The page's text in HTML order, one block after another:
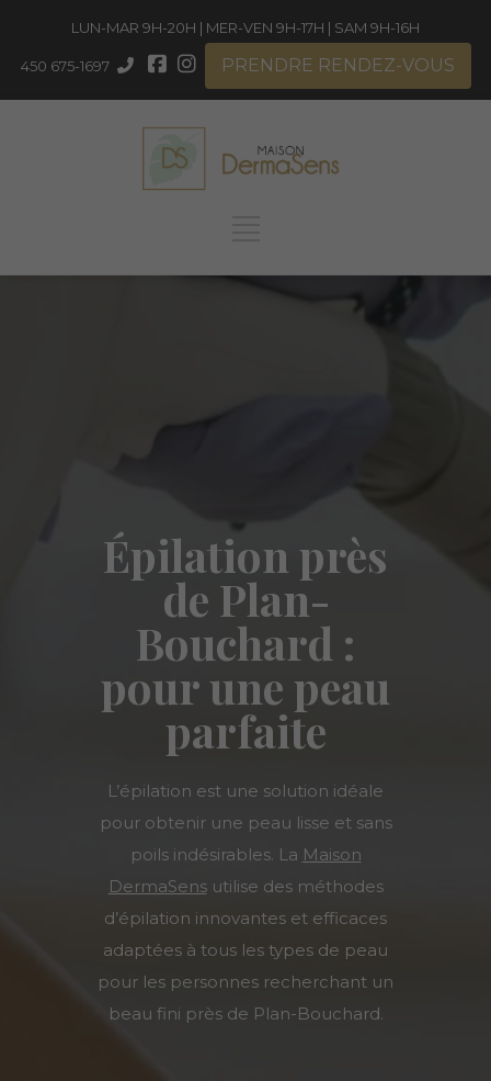
LUN-MAR 9H-20H | MER-VEN 9H-17H | SAM 9H-16H
450 675-1697 PRENDRE RENDEZ-VOUS
Épilation près
de Plan-
Bouchard :
pour une peau
parfaite
L’épilation est une solution idéale
pour obtenir une peau lisse et sans
poils indésirables. La Maison
DermaSensutilise des méthodes
d’épilation innovantes et efficaces
adaptées à tous les types de peau
pour les personnes recherchant un
beau fini près de Plan-Bouchard.